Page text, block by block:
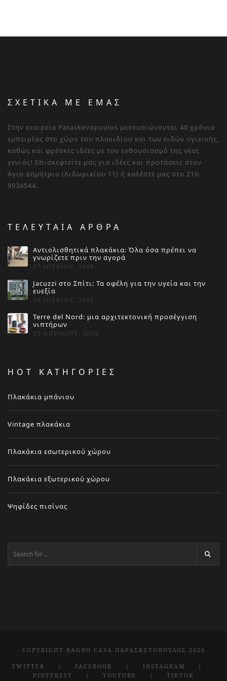
ΣΧΕΤΙΚΑ ΜΕ ΕΜΑΣ
Στην εταιρεία Paraskevopoulos μετουσιώνονται 40 χρόνια
εμπειρίας στο χώρο του πλακιδίου και των ειδών υγιεινής,
καθώς και φρέσκες ιδέες με τον ενθουσιασμό της νέας
γενιάς! Επισκεφτείτε μας για ιδέες και προτάσεις στον
Άγιο Δημήτριο (Λιδωρικίου 11) ή καλέστε μας στο 210-
9934544.
ΤΕΛΕΥΤΑΙΑ ΑΡΘΡΑ
Αντιολισθητικά πλακάκια: Όλα όσα πρέπει να
γνωρίζετε πριν την αγορά
27 ΙΟΥΝΊΟΥ, 2026
Jacuzzi στο Σπίτι: Τα οφέλη για την υγεία και την
ευεξία
20 ΙΟΥΝΊΟΥ, 2026
Terre del Nord: μια αρχιτεκτονική προσέγγιση
νιπτήρων
23 ΑΠΡΙΛΊΟΥ, 2026
HOT ΚΑΤΗΓΟΡΙΕΣ
Πλακάκια μπάνιου
Vintage πλακάκια
Πλακάκια εσωτερικού χώρου
Πλακάκια εξωτερικού χώρου
Ψηφίδες πισίνας
COPYRIGHT BAGNO CASA ΠΑΡΑΣΚΕΥΌΠΟΥΛΟΣ 2026
TWITTER FACEBOOK
INSTAGRAM
PINTEREST
YOUTUBE TIKTOK